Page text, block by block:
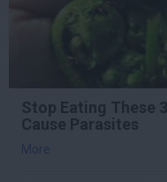
Stop Eating These
Cause Parasites
More